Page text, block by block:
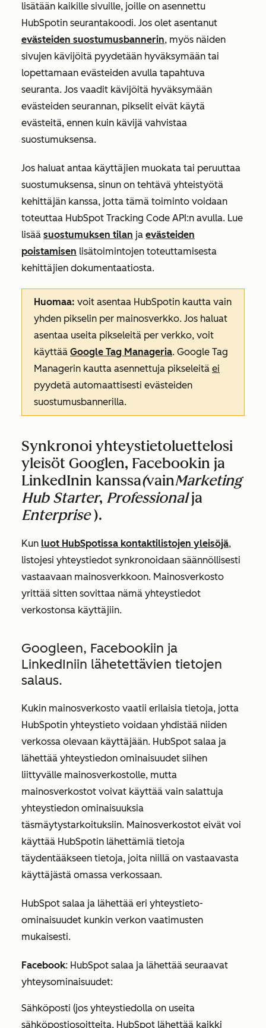
lisätään kaikille sivuille, joille on asennettu
HubSpotin seurantakoodi. Jos olet asentanut
evästeiden suostumusbannerin, myös näiden
sivujen kävijöitä pyydetään hyväksymään tai
lopettamaan evästeiden avulla tapahtuva
seuranta. Jos vaadit kävijöitä hyväksymään
evästeiden seurannan, pikselit eivät käytä
evästeitä, ennen kuin kävijä vahvistaa
suostumuksensa.
Jos haluat antaa käyttäjien muokata tai peruuttaa
suostumuksensa, sinun on tehtävä yhteistyötä
kehittäjän kanssa, jotta tämä toiminto voidaan
toteuttaa HubSpot Tracking Code API:n avulla. Lue
lisää suostumuksen tilan ja evästeiden
poistamisen lisätoimintojen toteuttamisesta
kehittäjien dokumentaatiosta.
Huomaa: voit asentaa HubSpotin kautta vain
yhden pikselin per mainosverkko. Jos haluat
asentaa useita pikseleitä per verkko, voit
käyttää Google Tag Manageria. Google Tag
Managerin kautta asennettuja pikseleitä ei
pyydetä automaattisesti evästeiden
suostumusbannerilla.
Synkronoi yhteystietoluettelosi
yleisöt Googlen, Facebookin ja
LinkedInin kanssa(vainMarketing
Hub Starter, Professionalja
Enterprise).
Kun luot HubSpotissa kontaktilistojen yleisöjä,
listojesi yhteystiedot synkronoidaan säännöllisesti
vastaavaan mainosverkkoon. Mainosverkosto
yrittää sitten sovittaa nämä yhteystiedot
verkostonsa käyttäjiin.
Googleen, Facebookiin ja
LinkedIniin lähetettävien tietojen
salaus.
Kukin mainosverkosto vaatii erilaisia tietoja, jotta
HubSpotin yhteystieto voidaan yhdistää niiden
verkossa olevaan käyttäjään. HubSpot salaa ja
lähettää yhteystiedon ominaisuudet siihen
liittyvälle mainosverkostolle, mutta
mainosverkostot voivat käyttää vain salattuja
yhteystiedon ominaisuuksia
täsmäytystarkoituksiin. Mainosverkostot eivät voi
käyttää HubSpotin lähettämiä tietoja
täydentääkseen tietoja, joita niillä on vastaavasta
käyttäjästä omassa verkossaan.
HubSpot salaa ja lähettää eri yhteystieto-
ominaisuudet kunkin verkon vaatimusten
mukaisesti.
Facebook: HubSpot salaa ja lähettää seuraavat
yhteysominaisuudet:
Sähköposti (jos yhteystiedolla on useita
sähköpostiosoitteita, HubSpot lähettää kaikki